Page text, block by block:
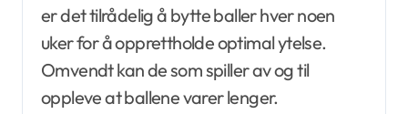
er det tilrådelig å bytte baller hver noen
uker for å opprettholde optimal ytelse.
Omvendt kan de som spiller av og til
oppleve at ballene varer lenger.